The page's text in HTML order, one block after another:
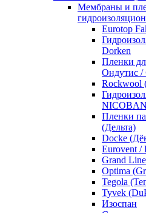
Мембраны и
Eurotop
Dorken
Пленки
Ондутис /
Rockwool
Пленки
(Дельта)
Docke
Eurovent /
Grand
Optima
Tegola
Tyvek
Изоспан